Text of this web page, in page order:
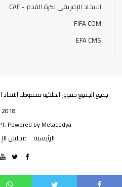
الاتحاد الإفريقي لكرة القدم - CAF
FIFA COM
EFA CMS
جميع الجميع حقوق الملكيه محفوظه
2018
, Powered byMetacodya
الرئيسية مجلس